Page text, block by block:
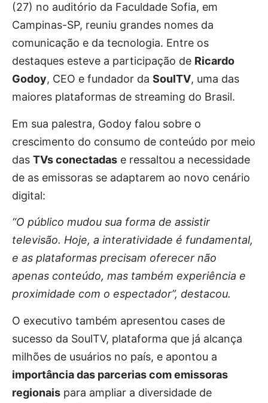
(27) no auditório da Faculdade Sofia, em
Campinas-SP, reuniu grandes nomes da
comunicação e da tecnologia. Entre os
destaques esteve a participação de Ricardo
Godoy, CEO e fundador da SoulTV, uma das
maiores plataformas de streaming do Brasil.
Em sua palestra, Godoy falou sobre o
crescimento do consumo de conteúdo por meio
das TVs conectadas e ressaltou a necessidade
de as emissoras se adaptarem ao novo cenário
digital:
“O público mudou sua forma de assistir
televisão. Hoje, a interatividade é fundamental,
e as plataformas precisam oferecer não
apenas conteúdo, mas também experiência e
proximidade com o espectador”, destacou.
O executivo também apresentou cases de
sucesso da SoulTV, plataforma que já alcança
milhões de usuários no país, e apontou a
importância das parcerias com emissoras
regionais para ampliar a diversidade de